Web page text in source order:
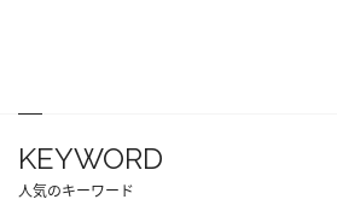
KEYWORD
人気のキーワード